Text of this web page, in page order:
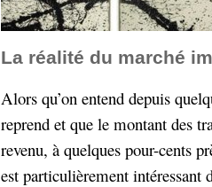
La réalité du marché
Alors qu’on entend depuis
reprend et que le montant des
revenu, à quelques pour-cents
est particulièrement intéressant